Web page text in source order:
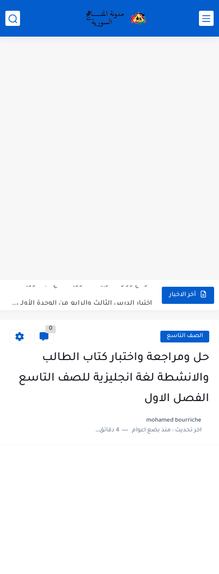
أخر الاخبار
سلم تصحيح مادة اللغة العربية لشهادة التعليم الاساسي والاعدادية الشرعية...
حل أسئلة الكيمياء بكالوريا علمي دورة 2026
الصف التاسع
0
حل ومراجعة واختبار كتاب الطالب
والانشطة لغة انجليزية للصف التاسع
الفصل الاول
mohamed bourriche
اخر تحديث :منذ بضع اعوام 4 دقائق للقراءة